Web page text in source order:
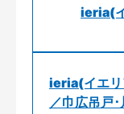
ieria(
ieria(イエリ
／巾広吊戸･